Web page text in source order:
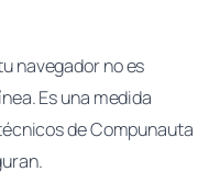
navegador no es
Es una medida
de Compunauta